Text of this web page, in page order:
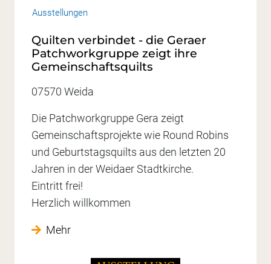
Ausstellungen
Quilten verbindet - die Geraer
Patchworkgruppe zeigt ihre
Gemeinschaftsquilts
07570 Weida
Die Patchworkgruppe Gera zeigt
Gemeinschaftsprojekte wie Round Robins
und Geburtstagsquilts aus den letzten 20
Jahren in der Weidaer Stadtkirche.
Eintritt frei!
Herzlich willkommen
Mehr